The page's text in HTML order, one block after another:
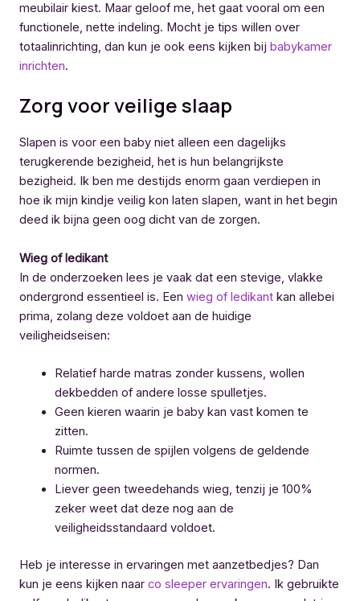
meubilair kiest. Maar geloof me, het gaat vooral om een
functionele, nette indeling. Mocht je tips willen over
totaalinrichting, dan kun je ook eens kijken bij babykamer
inrichten.
Zorg voor veilige slaap
Slapen is voor een baby niet alleen een dagelijks
terugkerende bezigheid, het is hun belangrijkste
bezigheid. Ik ben me destijds enorm gaan verdiepen in
hoe ik mijn kindje veilig kon laten slapen, want in het begin
deed ik bijna geen oog dicht van de zorgen.
Wieg of ledikant
In de onderzoeken lees je vaak dat een stevige, vlakke
ondergrond essentieel is. Een wieg of ledikant kan allebei
prima, zolang deze voldoet aan de huidige
veiligheidseisen:
Relatief harde matras zonder kussens, wollen
dekbedden of andere losse spulletjes.
Geen kieren waarin je baby kan vast komen te
zitten.
Ruimte tussen de spijlen volgens de geldende
normen.
Liever geen tweedehands wieg, tenzij je 100%
zeker weet dat deze nog aan de
veiligheidsstandaard voldoet.
Heb je interesse in ervaringen met aanzetbedjes? Dan
kun je eens kijken naar co sleeper ervaringen. Ik gebruikte